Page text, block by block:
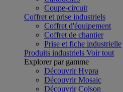
Coupe-circuit
Coffret et prise industriels
Coffret d'équipement
Coffret de chantier
Prise et fiche industrielle
Produits industriels Voir tout
Explorer par gamme
Découvrir Hypra
Découvrir Mosaic
Découvrir Colson